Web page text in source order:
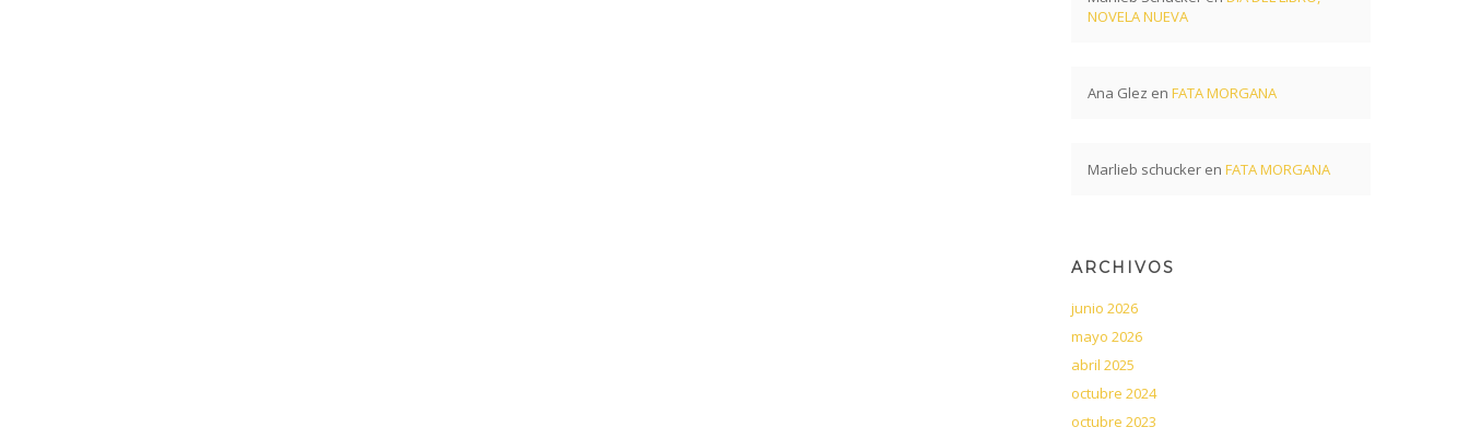
NOVELA NUEVA
Ana Glez enFATA MORGANA
Marlieb schucker enFATA MORGANA
ARCHIVOS
junio 2026
mayo 2026
abril 2025
octubre 2024
octubre 2023